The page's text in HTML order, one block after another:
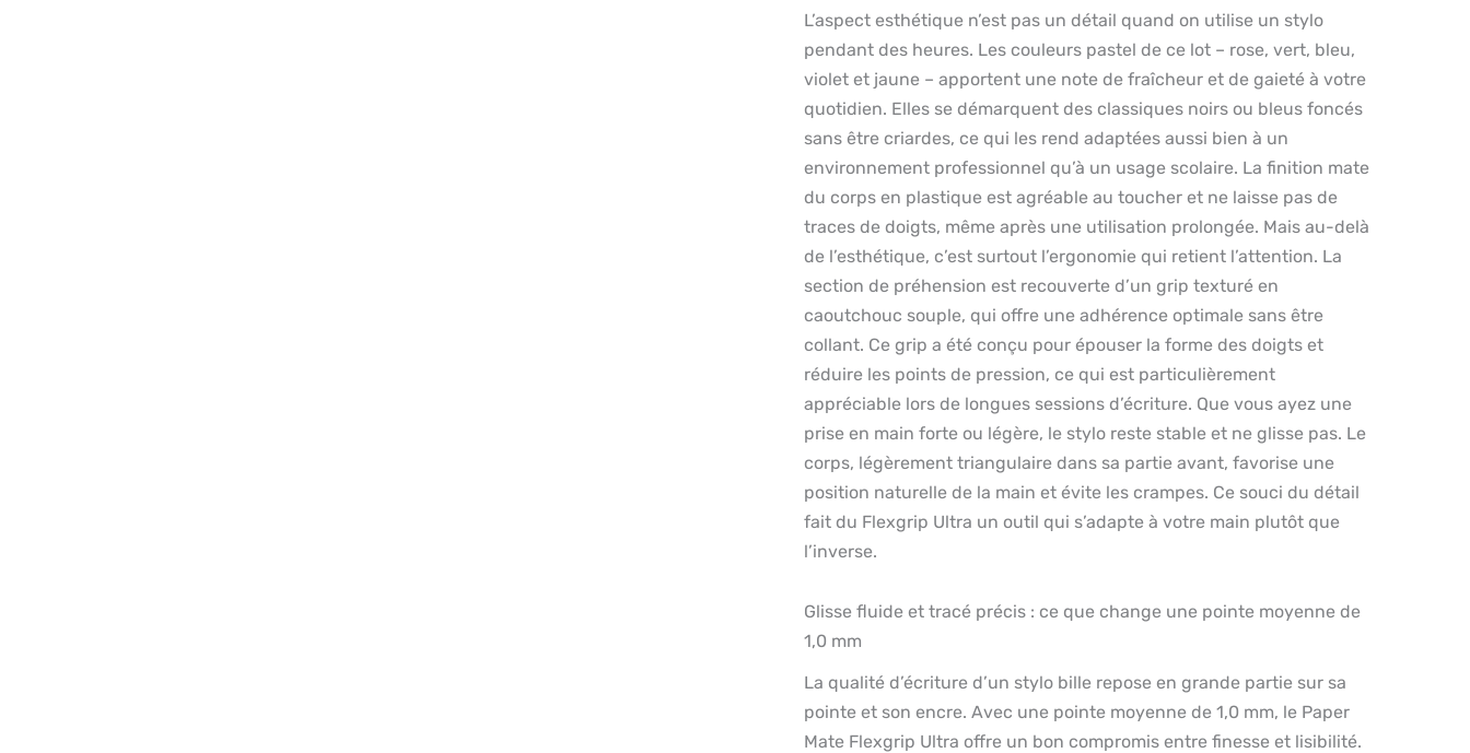
L’aspect esthétique n’est pas un détail quand on utilise un stylo
pendant des heures. Les couleurs pastel de ce lot – rose, vert, bleu,
violet et jaune – apportent une note de fraîcheur et de gaieté à votre
quotidien. Elles se démarquent des classiques noirs ou bleus foncés
sans être criardes, ce qui les rend adaptées aussi bien à un
environnement professionnel qu’à un usage scolaire. La finition mate
du corps en plastique est agréable au toucher et ne laisse pas de
traces de doigts, même après une utilisation prolongée. Mais au-delà
de l’esthétique, c’est surtout l’ergonomie qui retient l’attention. La
section de préhension est recouverte d’un grip texturé en
caoutchouc souple, qui offre une adhérence optimale sans être
collant. Ce grip a été conçu pour épouser la forme des doigts et
réduire les points de pression, ce qui est particulièrement
appréciable lors de longues sessions d’écriture. Que vous ayez une
prise en main forte ou légère, le stylo reste stable et ne glisse pas. Le
corps, légèrement triangulaire dans sa partie avant, favorise une
position naturelle de la main et évite les crampes. Ce souci du détail
fait du Flexgrip Ultra un outil qui s’adapte à votre main plutôt que
l’inverse.
Glisse fluide et tracé précis : ce que change une pointe moyenne de
1,0 mm
La qualité d’écriture d’un stylo bille repose en grande partie sur sa
pointe et son encre. Avec une pointe moyenne de 1,0 mm, le Paper
Mate Flexgrip Ultra offre un bon compromis entre finesse et lisibilité.